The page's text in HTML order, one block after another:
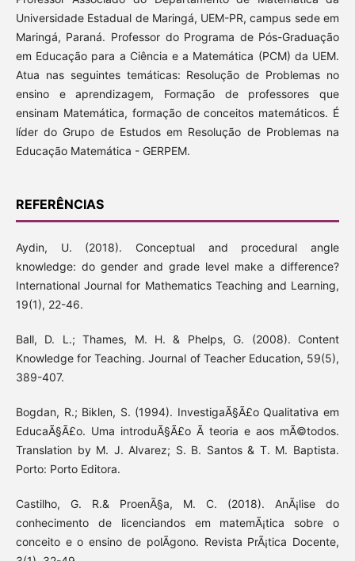
Universidade Estadual de Maringá, UEM-PR, campus sede em
Maringá, Paraná. Professor do Programa de Pós-Graduação
em Educação para a Ciência e a Matemática (PCM) da UEM.
Atua nas seguintes temáticas: Resolução de Problemas no
ensino e aprendizagem, Formação de professores que
ensinam Matemática, formação de conceitos matemáticos. É
líder do Grupo de Estudos em Resolução de Problemas na
Educação Matemática - GERPEM.
REFERÊNCIAS
Aydin, U. (2018). Conceptual and procedural angle
knowledge: do gender and grade level make a difference?
International Journal for Mathematics Teaching and Learning,
19(1), 22-46.
Ball, D. L.; Thames, M. H. & Phelps, G. (2008). Content
Knowledge for Teaching. Journal of Teacher Education, 59(5),
389-407.
Bogdan, R.; Biklen, S. (1994). InvestigaÃ§Ã£o Qualitativa em
EducaÃ§Ã£o. Uma introduÃ§Ã£o Ã teoria e aos mÃ©todos.
Translation by M. J. Alvarez; S. B. Santos & T. M. Baptista.
Porto: Porto Editora.
Castilho, G. R.& ProenÃ§a, M. C. (2018). AnÃ¡lise do
conhecimento de licenciandos em matemÃ¡tica sobre o
conceito e o ensino de polÃ­gono. Revista PrÃ¡tica Docente,